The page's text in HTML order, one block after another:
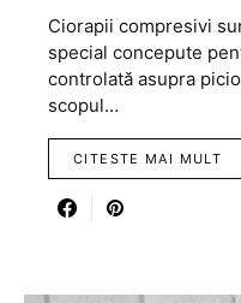
Ciorapii compresivi
special concepute
controlată asupra
scopul…
CITESTE MAI MULT